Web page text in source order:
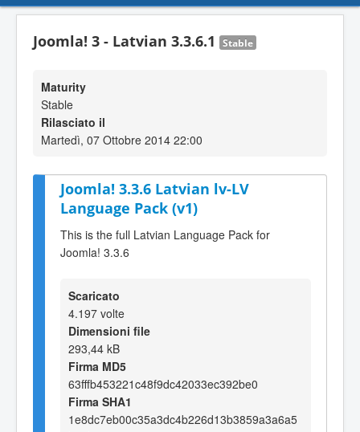
Joomla! 3 - Latvian 3.3.6.1 Stable
Maturity
Stable
Rilasciato il
Martedì, 07 Ottobre 2014 22:00
Joomla! 3.3.6 Latvian lv-LV
Language Pack (v1)
This is the full Latvian Language Pack for
Joomla! 3.3.6
Scaricato
4.197 volte
Dimensioni file
293,44 kB
Firma MD5
63fffb453221c48f9dc42033ec392be0
Firma SHA1
1e8dc7eb00c35a3dc4b226d13b3859a3a6a5